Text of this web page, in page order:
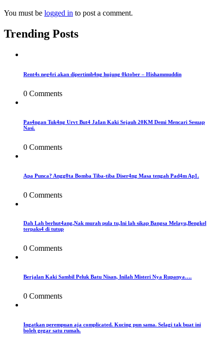
You must be logged in to post a comment.
Trending Posts
Rent4s neg4ri akan dipertimb4ng hujung 0ktober – Hishammuddin
0 Comments
Pas4ngan Tuk4ng Urvt But4 JaIan Kaki Sejauh 20KM Demi Mencari Sesuap
Nasi.
0 Comments
Apa Punca? Angg0ta Bomba Tiba-tiba Diser4ng Masa tengah Pad4m Ap1.
0 Comments
Dah Lah berhut4ang,Nak murah pula tu,Ini lah sikap Bangsa Melayu,Bengkel
terpaks4 di tutup
0 Comments
Berjalan Kaki Sambil Peluk Batu Nisan, Inilah Misteri Nya Rupanya….
0 Comments
Ingatkan perempuan aja complicated. Kucing pun sama. Selagi tak buat ini
boleh gegar satu rumah.